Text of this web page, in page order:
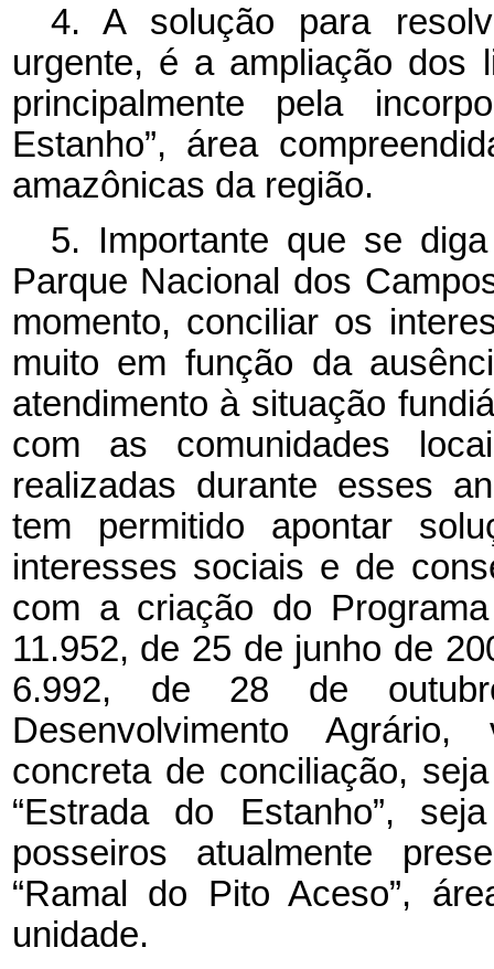
4. A solução para
urgente, é a ampliação dos
principalmente pela
Estanho”, área
amazônicas da região.
5. Importante que se
Parque Nacional dos
momento, conciliar os
muito em função da
atendimento à situação
com as comunidades
realizadas durante esses
tem permitido apontar
interesses sociais e de
com a criação do
11.952, de 25 de junho de
6.992, de 28 de
Desenvolvimento Agrário,
concreta de conciliação,
“Estrada do Estanho”,
posseiros atualmente
“Ramal do Pito Aceso”,
unidade.